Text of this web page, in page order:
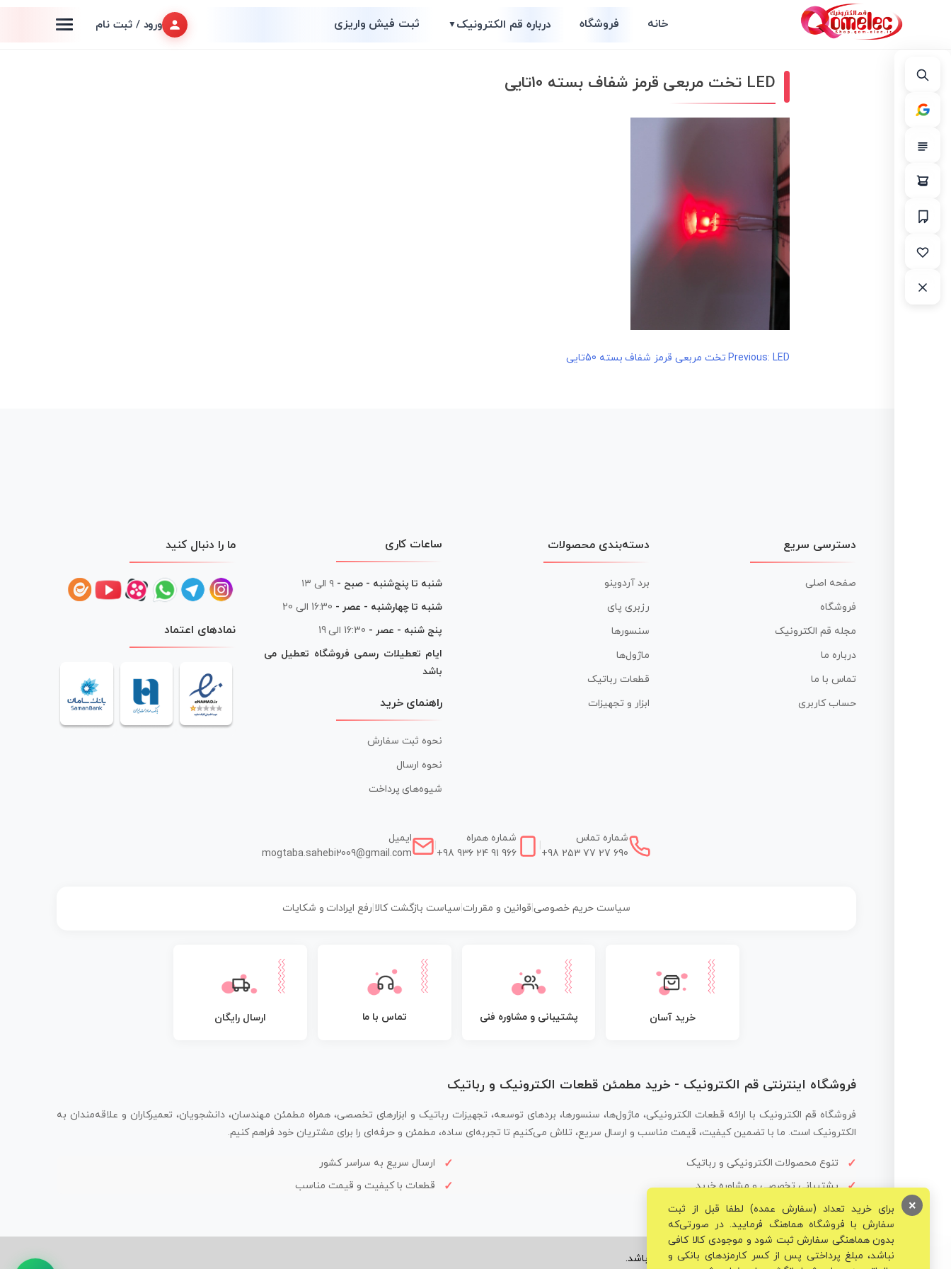
خانه فروشگاه درباره قم الکترونیک▼ ثبت فیش واریزی ورود / ثبت نام
LED تخت مربعی قرمز شفاف بسته 10تایی
راهبریPrevious: LED تخت مربعی قرمز شفاف بسته 50تایی
دسترسی سریع
صفحه اصلی
فروشگاه
مجله قم الکترونیک
درباره ما
تماس با ما
حساب کاربری
دسته‌بندی محصولات
برد آردوینو
رزبری پای
سنسورها
ماژول‌ها
قطعات رباتیک
ابزار و تجهیزات
ساعات کاری
شنبه تا پنج‌شنبه - صبح - ۹ الی ۱۳
شنبه تا چهارشنبه - عصر - 16:30 الی 20
پنج شنبه - عصر - 16:30 الی 19
ایام تعطیلات رسمی فروشگاه تعطیل می
باشد
راهنمای خرید
نحوه ثبت سفارش
نحوه ارسال
شیوه‌های پرداخت
ما را دنبال کنید
نمادهای اعتماد
شماره تماس
+98 253 77 27 690
شماره همراه
+98 936 24 91 966
ایمیل
mogtaba.sahebi2009@gmail.com
سیاست حریم خصوصی| قوانین و مقررات سیاست بازگشت کالا رفع ایرادات و شکایات
خرید آسان پشتیبانی و مشاوره فنی تماس با ما ارسال رایگان
فروشگاه اینترنتی قم الکترونیک - خرید مطمئن قطعات الکترونیک و رباتیک
فروشگاه قم الکترونیک با ارائه قطعات الکترونیکی، ماژول‌ها، سنسورها، بردهای توسعه، تجهیزات رباتیک و ابزارهای تخصصی، همراه مطمئن مهندسان، دانشجویان، تعمیرکاران و علاقه‌مندان به
الکترونیک است. ما با تضمین کیفیت، قیمت مناسب و ارسال سریع، تلاش می‌کنیم تا تجربه‌ای ساده، مطمئن و حرفه‌ای را برای مشتریان خود فراهم کنیم.
تنوع محصولات الکترونیکی و رباتیک
ارسال سریع به سراسر کشور
پشتیبانی تخصصی و مشاوره خرید
قطعات با کیفیت و قیمت مناسب
© تمامی حقوق برای فروشگاه تخصصی قم الکترونیک محفوظ می‌باشد.
برای خرید تعداد (سفارش عمده) لطفا قبل از ثبت
سفارش با فروشگاه هماهنگ فرمایید. در صورتی‌که
بدون هماهنگی سفارش ثبت شود و موجودی کالا کافی
نباشد، مبلغ پرداختی پس از کسر کارمزدهای بانکی و
×